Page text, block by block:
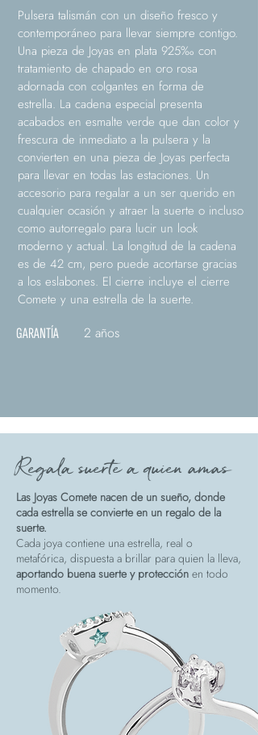
Pulsera talismán con un diseño fresco y
contemporáneo para llevar siempre contigo.
Una pieza de Joyas en plata 925‰ con
tratamiento de chapado en oro rosa
adornada con colgantes en forma de
estrella. La cadena especial presenta
acabados en esmalte verde que dan color y
frescura de inmediato a la pulsera y la
convierten en una pieza de Joyas perfecta
para llevar en todas las estaciones. Un
accesorio para regalar a un ser querido en
cualquier ocasión y atraer la suerte o incluso
como autorregalo para lucir un look
moderno y actual. La longitud de la cadena
es de 42 cm, pero puede acortarse gracias
a los eslabones. El cierre incluye el cierre
Comete y una estrella de la suerte.
GARANTÍA 2 años
Regala suerte a quien amas
Las Joyas Comete nacen de un sueño, donde
cada estrella se convierte en un regalo de la
suerte.
Cada joya contiene una estrella, real o
metafórica, dispuesta a brillar para quien la lleva,
aportando buena suerte y protección en todo
momento.